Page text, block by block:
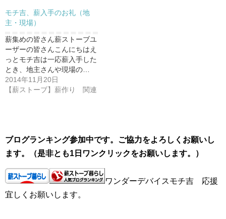
モチ吉、薪入手のお礼（地
主・現場）
薪集めの皆さん薪ストーブユ
ーザーの皆さんこんにちはえ
っとモチ吉は一応薪入手した
とき、地主さんや現場の…
2014年11月20日
【薪ストーブ】薪作り 関連
ブログランキング参加中です。ご協力をよろしくお願いし
ます。（是非とも1日ワンクリックをお願いします。）
ワンダーデバイスモチ吉 応援
宜しくお願いします。